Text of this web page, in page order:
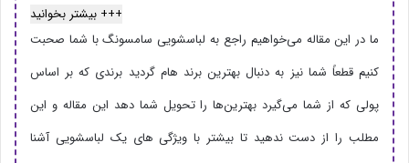
بیشتر بخوانید +++
ما در این مقاله می‌خواهیم راجع به لباسشویی سامسونگ با شما صحبت
کنیم قطعاً شما نیز به دنبال بهترین برند هام گردید برندی که بر اساس
پولی که از شما می‌گیرد بهترین‌ها را تحویل شما دهد این مقاله و این
مطلب را از دست ندهید تا بیشتر با ویژگی های یک لباسشویی آشنا